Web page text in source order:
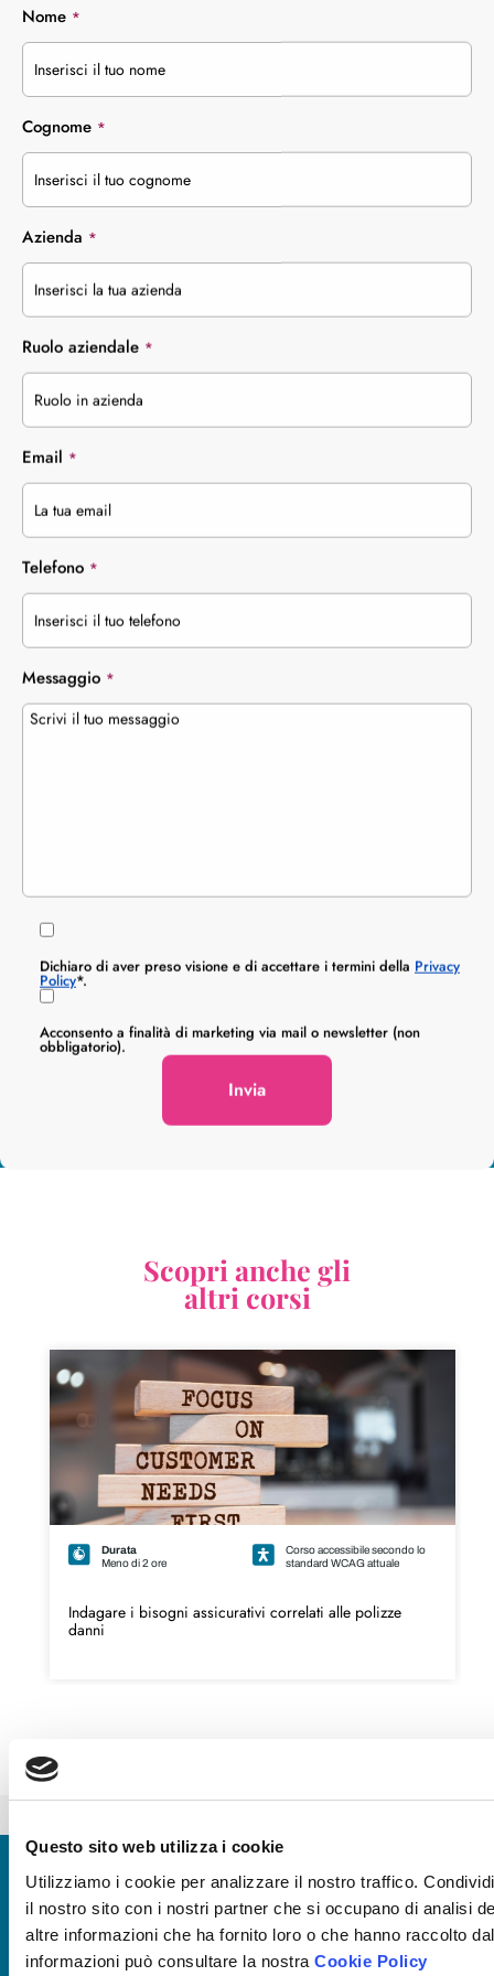
Questo sito web utilizza i cookie
Utilizziamo i cookie per analizzare il nostro traffico.
il nostro sito con i nostri partner che si occupano di analisi
altre informazioni che ha fornito loro o che hanno raccolto
informazioni può consultare la nostra Cookie Policy
Nome *
Cognome *
Azienda *
Ruolo aziendale *
Email *
Telefono *
Messaggio *
Dichiaro di aver preso visione e di accettare i termini della Privacy
Policy*.
Acconsento a finalità di marketing via mail o newsletter (non
obbligatorio).
Scopri anche gli
altri corsi
Durata
Meno di 2 ore
Corso accessibile secondo lo
standard WCAG attuale
Indagare i bisogni assicurativi correlati alle polizze
danni
Iscriviti alla nostra newsletter
Ricevi le novità più utili per gestire al meglio la formazione
aziendale.
Iscriviti